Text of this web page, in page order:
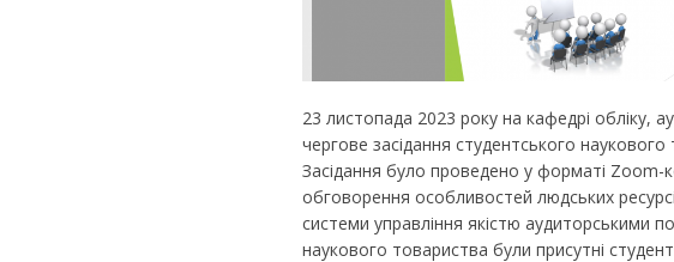
23 листопада 2023 року на кафедрі обліку,
чергове засідання студентського
Засідання було проведено у форматі Zoom-
обговорення особливостей людських
системи управління якістю аудиторськими
наукового товариства були присутні